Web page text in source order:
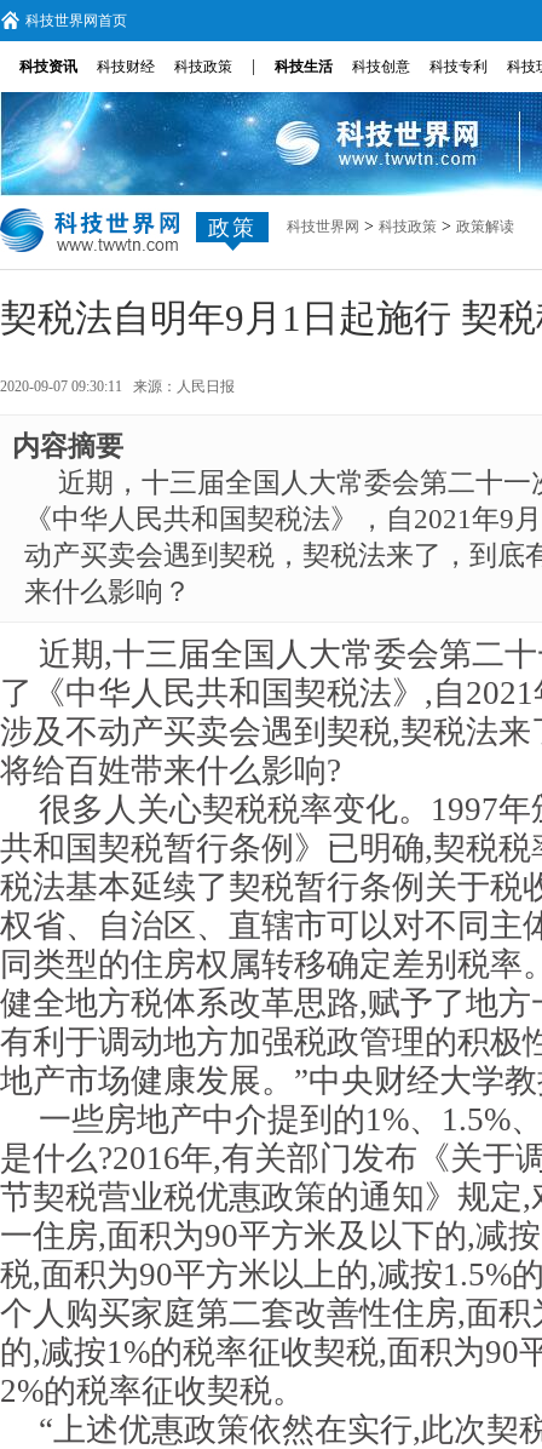
科技世界网首页
科技资讯 科技财经 科技政策 科技生活 科技创意 科技专利 科技
政策 科技世界网 > 科技政策 > 政策解读
契税法自明年9月1日起施行 契
2020-09-07 09:30:11 来源： 人民日报
内容摘要
近期，十三届全国人大常委会第二十一
《中华人民共和国契税法》，自2021年9
动产买卖会遇到契税，契税法来了，到底
来什么影响？
近期,十三届全国人大常委会第二
了《中华人民共和国契税法》,自
涉及不动产买卖会遇到契税,契税法来
将给百姓带来什么影响?
很多人关心契税税率变化。1997
共和国契税暂行条例》已明确,契税
税法基本延续了契税暂行条例关于税
权省、自治区、直辖市可以对不同主
同类型的住房权属转移确定差别税率
健全地方税体系改革思路,赋予了地
有利于调动地方加强税政管理的积极
地产市场健康发展。”中央财经大学
一些房地产中介提到的1%、1.5%
是什么?2016年,有关部门发布《关于
节契税营业税优惠政策的通知》规定
一住房,面积为90平方米及以下的,减
税,面积为90平方米以上的,减按1.5%
个人购买家庭第二套改善性住房,面
的,减按1%的税率征收契税,面积为90
2%的税率征收契税。
“上述优惠政策依然在实行,此次契